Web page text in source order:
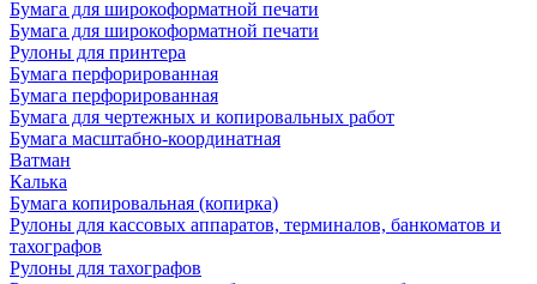
Бумага для широкоформатной печати
Бумага для широкоформатной печати
Рулоны для принтера
Бумага перфорированная
Бумага перфорированная
Бумага для чертежных и копировальных работ
Бумага масштабно-координатная
Ватман
Калька
Бумага копировальная (копирка)
Рулоны для кассовых аппаратов, терминалов, банкоматов и
тахографов
Рулоны для тахографов